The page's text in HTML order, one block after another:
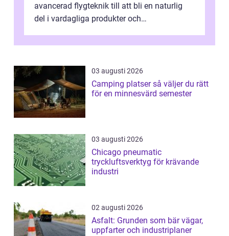
avancerad flygteknik till att bli en naturlig
del i vardagliga produkter och
03 augusti 2026
Camping platser så väljer du rätt
för en minnesvärd semester
03 augusti 2026
Chicago pneumatic
tryckluftsverktyg för krävande
industri
02 augusti 2026
Asfalt: Grunden som bär vägar,
uppfarter och industriplaner